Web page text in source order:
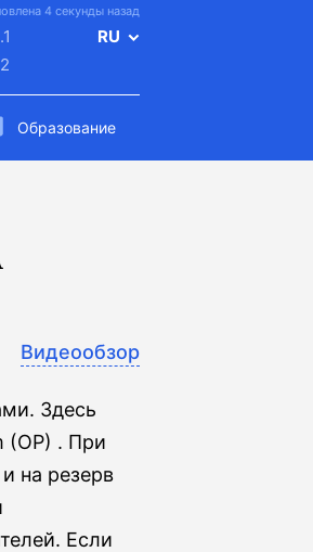
4 секунды назад
RU
Образование
Видеообзор
Здесь
(OP) . При
на резерв
Если